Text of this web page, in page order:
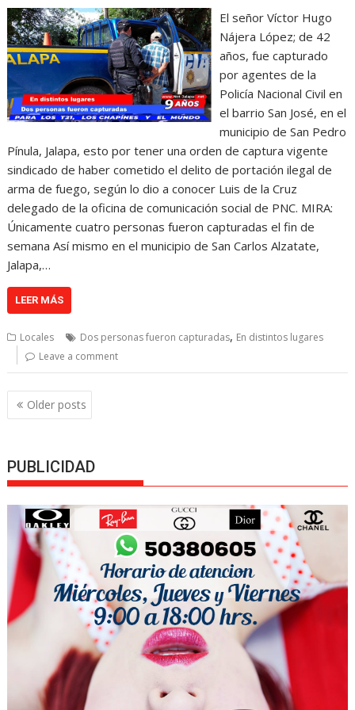
El señor Víctor Hugo
Nájera López; de 42
años, fue capturado
por agentes de la
Policía Nacional Civil en
el barrio San José, en el
municipio de San Pedro
Pínula, Jalapa, esto por tener una orden de captura vigente
sindicado de haber cometido el delito de portación ilegal de
arma de fuego, según lo dio a conocer Luis de la Cruz
delegado de la oficina de comunicación social de PNC. MIRA:
Únicamente cuatro personas fueron capturadas el fin de
semana Así mismo en el municipio de San Carlos Alzatate,
Jalapa,…
LEER MÁS
Locales Dos personas fueron capturadas, En distintos lugares
Leave a comment
Posts
navigation
Older posts
PUBLICIDAD